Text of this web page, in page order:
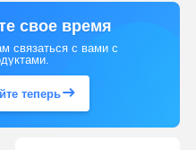
свое время
связаться с вами с
теперь